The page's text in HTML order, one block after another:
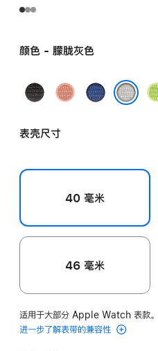
颜色 - 朦胧灰色
午
黑
山
粉
缎
荧
表壳尺寸
40 毫米
46 毫米
适用于大部分 Apple Watch 表款。
进一步了解表带的兼容性